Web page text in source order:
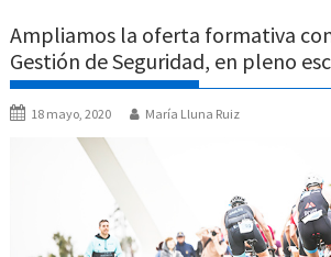
Ampliamos la oferta formativa
Gestión de Seguridad, en pleno
18 mayo, 2020 María Lluna Ruiz